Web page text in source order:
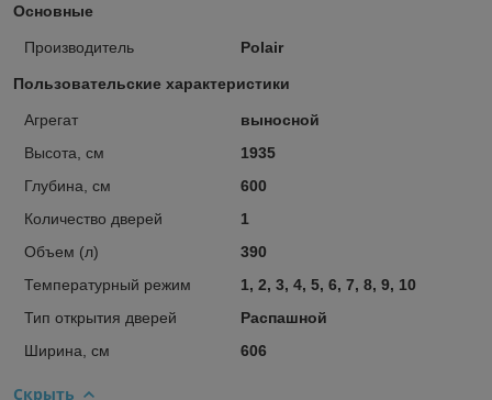
Основные
Производитель Polair
Пользовательские характеристики
Агрегат
выносной
Высота, см
1935
Глубина, см
600
Количество дверей
1
Объем (л)
390
Температурный режим
1, 2, 3, 4, 5, 6, 7, 8, 9, 10
Тип открытия дверей
Распашной
Ширина, см
606
Скрыть